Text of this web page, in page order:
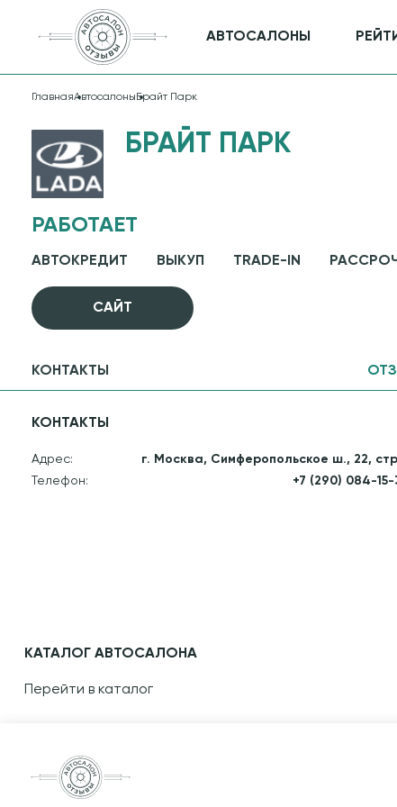
АВТОСАЛОНЫ
ГлавнаяАвтосалоны Брайт Парк
БРАЙТ ПАРК
РАБОТАЕТ
АВТОКРЕДИТ ВЫКУП TRADE-IN
CАЙТ
КОНТАКТЫ
КОНТАКТЫ
Адрес:
г. Москва, Симферопольское ш., 22,
Телефон:
+7 (290) 084-15-
КАТАЛОГ АВТОСАЛОНА
Перейти в каталог